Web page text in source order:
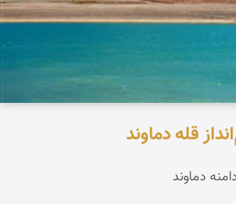
قله دماوند
دماوند